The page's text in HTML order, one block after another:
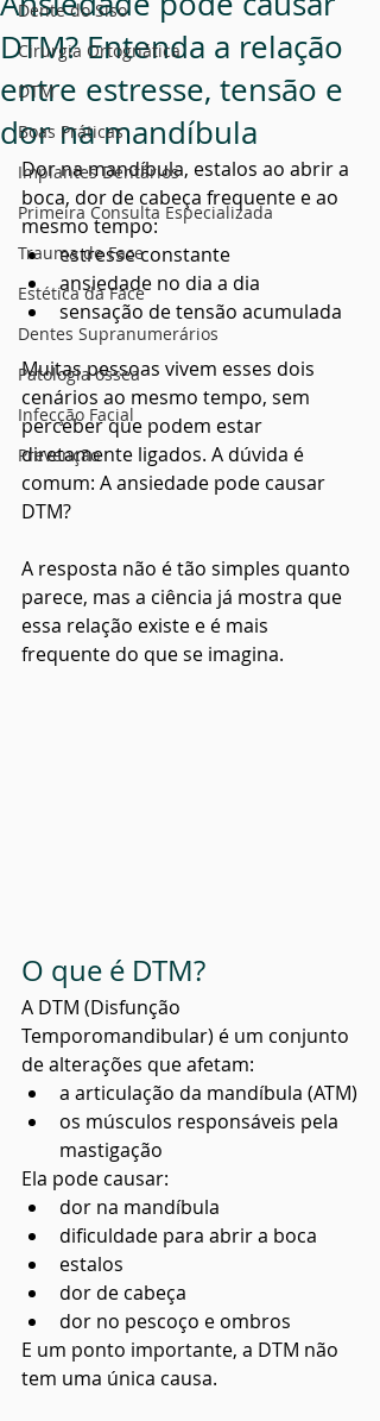
Dente do Siso
Cirurgia Ortognática
DTM
Boas Práticas
Implantes Dentários
Primeira Consulta Especializada
Trauma de Face
Estética da Face
Dentes Supranumerários
Patologia óssea
Infecção Facial
Prevenção
DTM? Entenda a relação
entre estresse, tensão e
dor na mandíbula
Dor na mandíbula, estalos ao abrir a
boca, dor de cabeça frequente e ao
mesmo tempo:
estresse constante
ansiedade no dia a dia
sensação de tensão acumulada
Muitas pessoas vivem esses dois
cenários ao mesmo tempo, sem
perceber que podem estar
diretamente ligados. A dúvida é
comum: A ansiedade pode causar
DTM?
A resposta não é tão simples quanto
parece, mas a ciência já mostra que
essa relação existe e é mais
frequente do que se imagina.
O que é DTM?
A DTM (Disfunção
Temporomandibular) é um conjunto
de alterações que afetam:
a articulação da mandíbula (ATM)
os músculos responsáveis pela
mastigação
Ela pode causar:
dor na mandíbula
dificuldade para abrir a boca
estalos
dor de cabeça
dor no pescoço e ombros
E um ponto importante, a DTM não
tem uma única causa.